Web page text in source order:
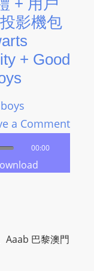
+ 用戶
影機包
+ Good
a Comment
00:00
Aaab 巴黎澳門